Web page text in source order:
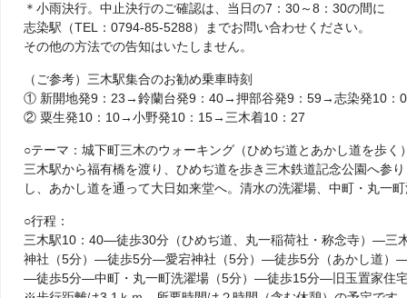
＊小雨決行。中止決行のご確認は、当日の7：30～8：30の間に
志染駅（TEL：0794-85-5288）までお問い合わせください。
その他の方法での告知はいたしません。
（ご参考）三木駅集合のお勧め乗車時刻
① 新開地発9：23→鈴蘭台発9：40→押部谷発9：59→志染発10：
② 粟生発10：10→小野発10：15→三木着10：27
○テーマ：城下町三木のウォーキング（ひめぢ道とあかし道を歩く
三木駅から福有橋を渡り、ひめぢ道を歩き三木鉄道記念公園へ参
し、あかし道を通って大日如来堂へ。清水の洗濯場、中町・丸一
○行程：
三木駅10：40―徒歩30分（ひめぢ道、丸一稲荷社・称念寺）―
神社（5分）―徒歩5分―愛宕神社（5分）―徒歩5分（あかし道
―徒歩5分―中町・丸一町洗濯場（5分）―徒歩15分―旧玉置家住